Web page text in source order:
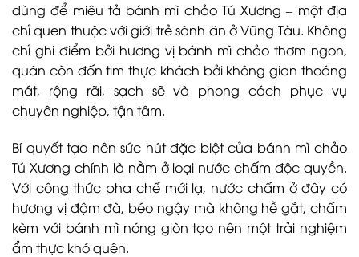
dùng để miêu tả bánh mì chảo Tú Xương – một địa
chỉ quen thuộc với giới trẻ sành ăn ở Vũng Tàu. Không
chỉ ghi điểm bởi hương vị bánh mì chảo thơm ngon,
quán còn đốn tim thực khách bởi không gian thoáng
mát, rộng rãi, sạch sẽ và phong cách phục vụ
chuyên nghiệp, tận tâm.
Bí quyết tạo nên sức hút đặc biệt của bánh mì chảo
Tú Xương chính là nằm ở loại nước chấm độc quyền.
Với công thức pha chế mới lạ, nước chấm ở đây có
hương vị đậm đà, béo ngậy mà không hề gắt, chấm
kèm với bánh mì nóng giòn tạo nên một trải nghiệm
ẩm thực khó quên.